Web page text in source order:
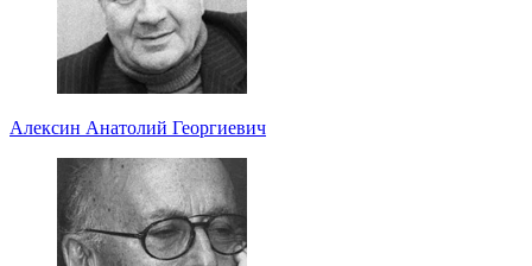
Алексин Анатолий Георгиевич